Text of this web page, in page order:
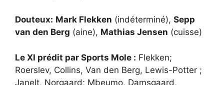
Douteux: Mark Flekken (indéterminé), Sepp
van den Berg (aine), Mathias Jensen (cuisse)
Le XI prédit par Sports Mole : Flekken;
Roerslev, Collins, Van den Berg, Lewis-Potter ;
Janelt, Norgaard; Mbeumo, Damsgaard,